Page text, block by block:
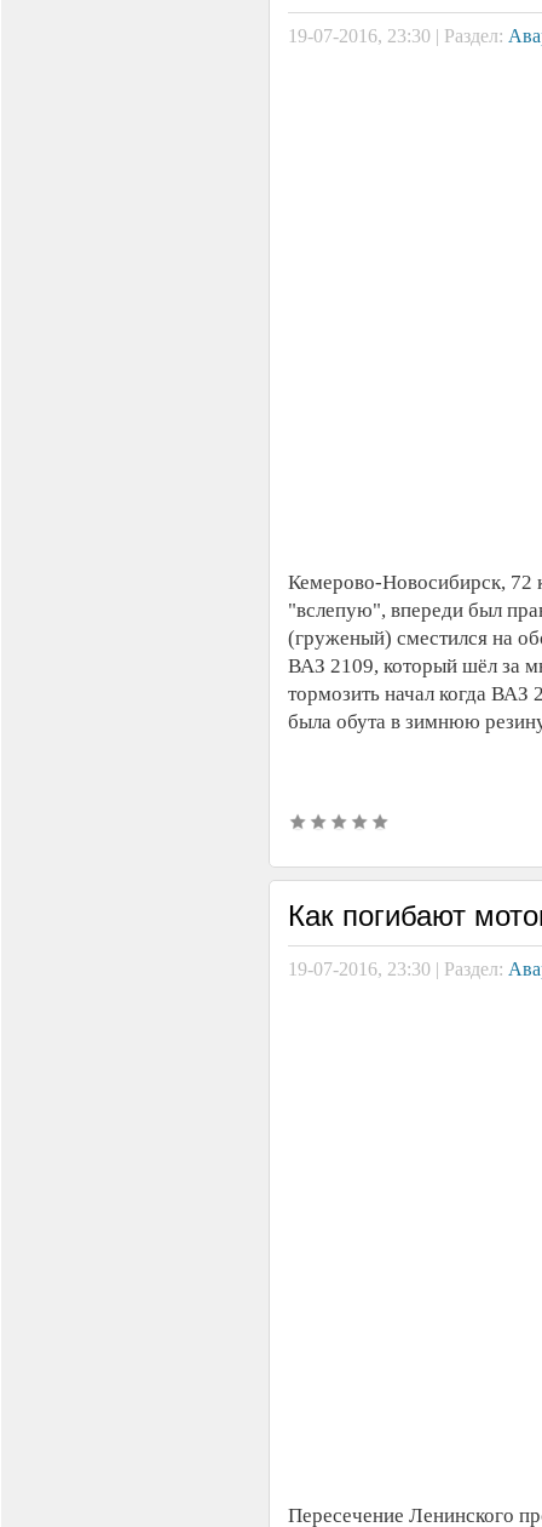
19-07-2016, 23:30 | Раздел:
Кемерово-Новосибирск, 72
"вслепую", впереди был
(груженый) сместился на
ВАЗ 2109, который шёл за
тормозить начал когда
была обута в зимнюю
Как погибают
19-07-2016, 23:30 | Раздел:
Пересечение Ленинского